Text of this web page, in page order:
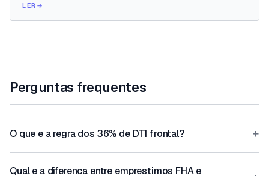
LER →
Perguntas frequentes
O que e a regra dos 36% de DTI frontal? +
Qual e a diferenca entre emprestimos FHA e